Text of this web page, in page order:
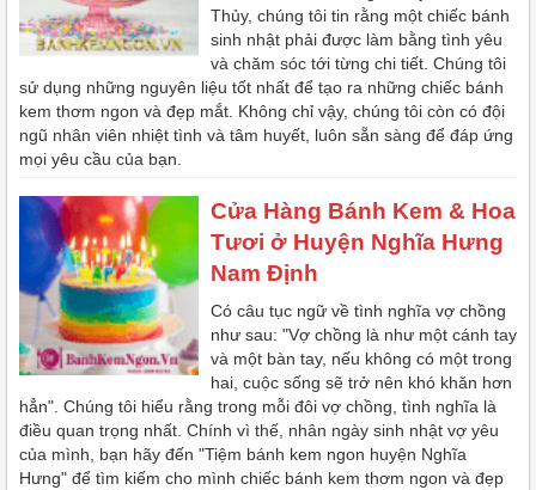
Thủy, chúng tôi tin rằng một chiếc bánh
sinh nhật phải được làm bằng tình yêu
và chăm sóc tới từng chi tiết. Chúng tôi
sử dụng những nguyên liệu tốt nhất để tạo ra những chiếc bánh
kem thơm ngon và đẹp mắt. Không chỉ vậy, chúng tôi còn có đội
ngũ nhân viên nhiệt tình và tâm huyết, luôn sẵn sàng để đáp ứng
mọi yêu cầu của bạn.
Cửa Hàng Bánh Kem & Hoa
Tươi ở Huyện Nghĩa Hưng
Nam Định
Có câu tục ngữ về tình nghĩa vợ chồng
như sau: "Vợ chồng là như một cánh tay
và một bàn tay, nếu không có một trong
hai, cuộc sống sẽ trở nên khó khăn hơn
hẳn". Chúng tôi hiểu rằng trong mỗi đôi vợ chồng, tình nghĩa là
điều quan trọng nhất. Chính vì thế, nhân ngày sinh nhật vợ yêu
của mình, bạn hãy đến "Tiệm bánh kem ngon huyện Nghĩa
Hưng" để tìm kiếm cho mình chiếc bánh kem thơm ngon và đẹp